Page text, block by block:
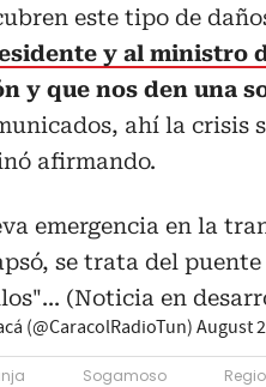
este tipo de
y al ministro
y que nos den una
ahí la crisis
afirmando.
emergencia en la
se trata del
(Noticia en
(@CaracolRadioTun)August
Sogamoso